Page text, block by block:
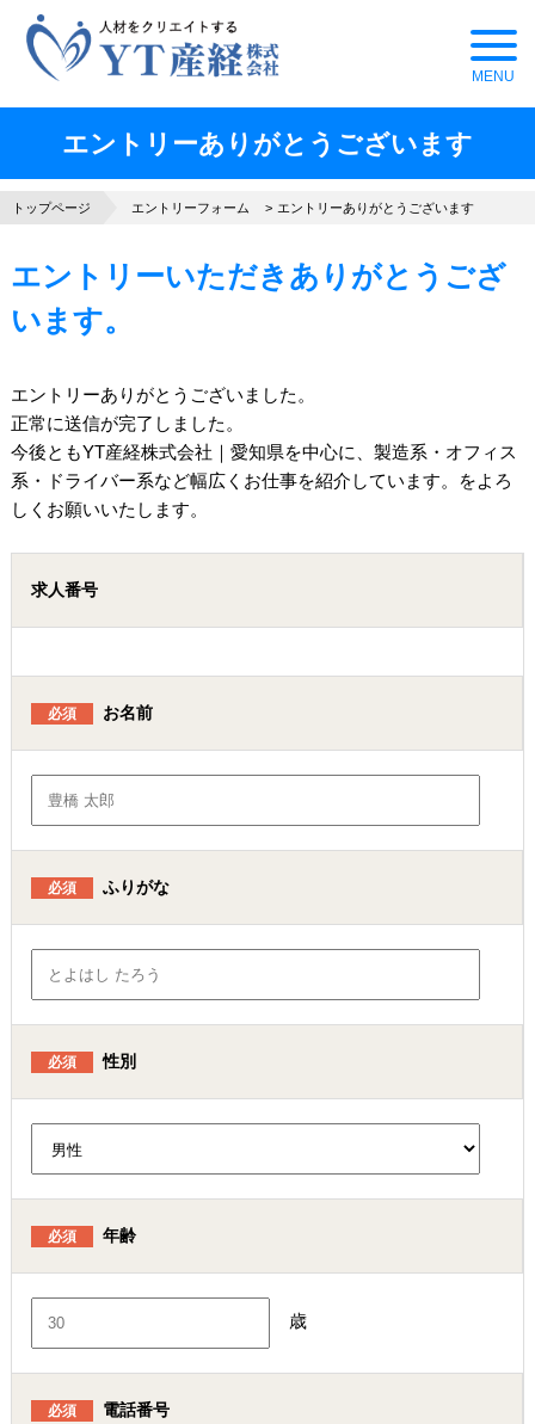
エントリーありがとうございます
トップページ エントリーフォーム エントリーありがとうございます
エントリーいただきありがとうござ
います。
エントリーありがとうございました。
正常に送信が完了しました。
今後ともYT産経株式会社｜愛知県を中心に、製造系・オフィス
系・ドライバー系など幅広くお仕事を紹介しています。
をよろ
しくお願いいたします。
求人番号
必須 お名前
必須 ふりがな
必須 性別
必須 年齢
歳
必須 電話番号